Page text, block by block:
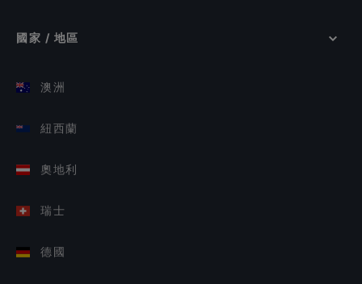
國家 / 地區
澳洲
紐西蘭
奧地利
瑞士
德國